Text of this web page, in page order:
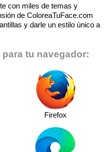
con miles de temas y
de ColoreaTuFace.com
y darle un estilo único a
tu navegador:
Firefox